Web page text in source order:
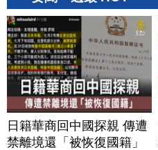
日籍華商回中國探親 傳遭
禁離境還「被恢復國籍」